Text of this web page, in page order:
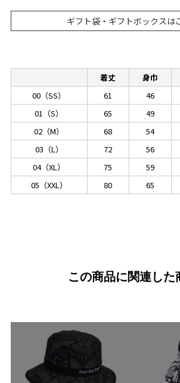
ギフト袋・ギフトボックスは
着丈 身巾
00（SS）
61 46
01（S）
65 49
02（M）
68 54
03（L）
72 56
04（XL）
75 59
05（XXL）
80 65
この商品に関連した